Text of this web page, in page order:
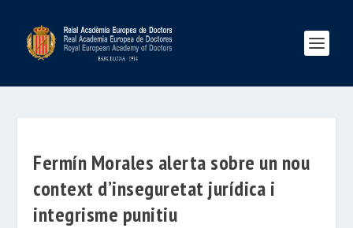
Fermín Morales alerta sobre un nou
context d’inseguretat jurídica i
integrisme punitiu